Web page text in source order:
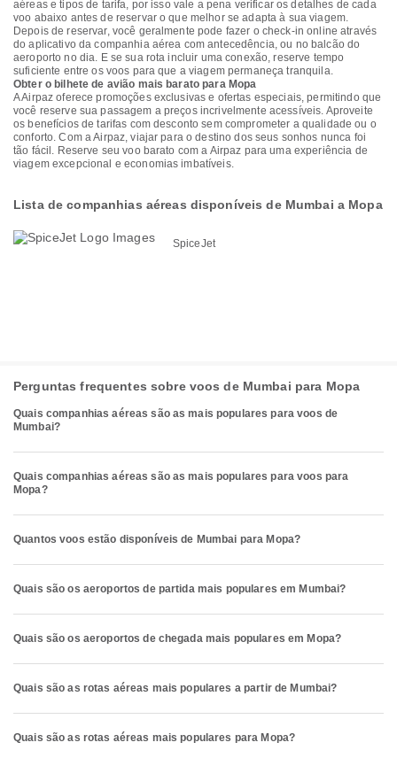
aéreas e tipos de tarifa, por isso vale a pena verificar os detalhes de cada
voo abaixo antes de reservar o que melhor se adapta à sua viagem.
Depois de reservar, você geralmente pode fazer o check-in online através
do aplicativo da companhia aérea com antecedência, ou no balcão do
aeroporto no dia. E se sua rota incluir uma conexão, reserve tempo
suficiente entre os voos para que a viagem permaneça tranquila.
Obter o bilhete de avião mais barato para Mopa
A Airpaz oferece promoções exclusivas e ofertas especiais, permitindo que
você reserve sua passagem a preços incrivelmente acessíveis. Aproveite
os benefícios de tarifas com desconto sem comprometer a qualidade ou o
conforto. Com a Airpaz, viajar para o destino dos seus sonhos nunca foi
tão fácil. Reserve seu voo barato com a Airpaz para uma experiência de
viagem excepcional e economias imbatíveis.
Lista de companhias aéreas disponíveis de Mumbai a Mopa
SpiceJet
Perguntas frequentes sobre voos de Mumbai para Mopa
Quais companhias aéreas são as mais populares para voos de
Mumbai?
Quais companhias aéreas são as mais populares para voos para
Mopa?
Quantos voos estão disponíveis de Mumbai para Mopa?
Quais são os aeroportos de partida mais populares em Mumbai?
Quais são os aeroportos de chegada mais populares em Mopa?
Quais são as rotas aéreas mais populares a partir de Mumbai?
Quais são as rotas aéreas mais populares para Mopa?